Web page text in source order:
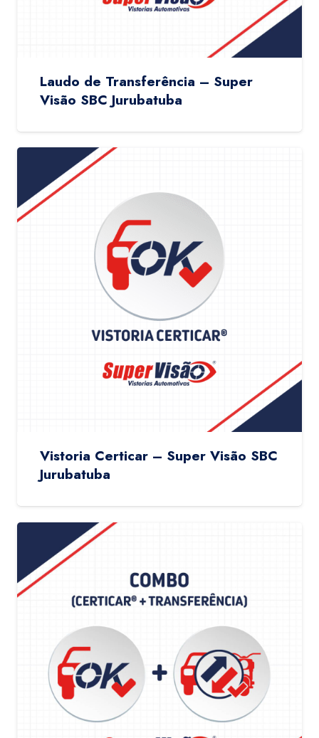
Laudo de Transferência – Super
Visão SBC Jurubatuba
Vistoria Certicar – Super Visão SBC
Jurubatuba